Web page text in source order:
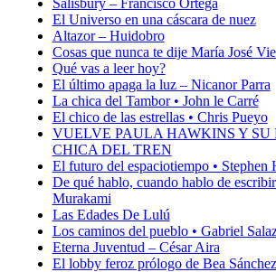
Salisbury – Francisco Ortega
El Universo en una cáscara de nuez
Altazor – Huidobro
Cosas que nunca te dije María José
Qué vas a leer hoy?
El último apaga la luz – Nicanor Parra
La chica del Tambor • John le Carré
El chico de las estrellas • Chris Pueyo
VUELVE PAULA HAWKINS Y SU
CHICA DEL TREN
El futuro del espaciotiempo • Stephen
De qué hablo, cuando hablo de
Murakami
Las Edades De Lulú
Los caminos del pueblo • Gabriel
Eterna Juventud – César Aira
El lobby feroz prólogo de Bea Sánchez